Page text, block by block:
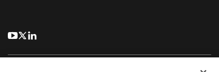
s’ouvre dans un nouvel onglet
s’ouvre dans un nouvel onglet